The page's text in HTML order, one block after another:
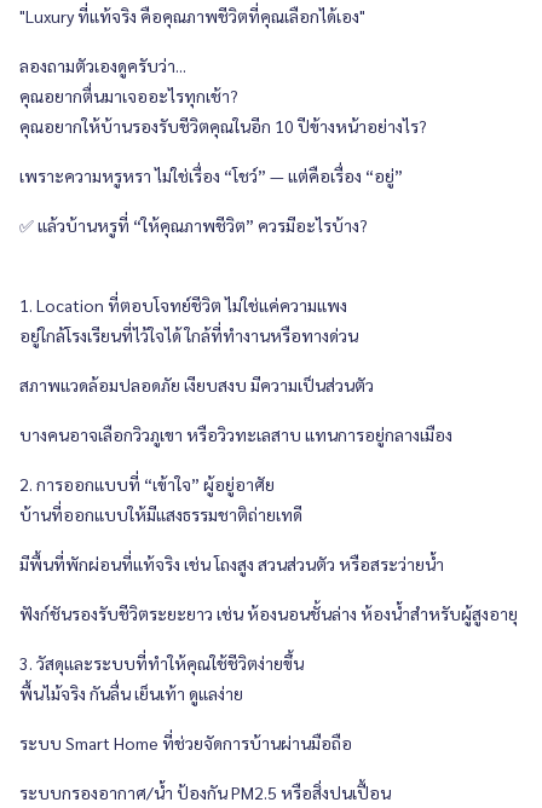
"Luxury ที่แท้จริง คือคุณภาพชีวิตที่คุณเลือกได้เอง"
ลองถามตัวเองดูครับว่า...
คุณอยากตื่นมาเจออะไรทุกเช้า?
คุณอยากให้บ้านรองรับชีวิตคุณในอีก 10 ปีข้างหน้าอย่างไร?
เพราะความหรูหรา ไม่ใช่เรื่อง “โชว์” — แต่คือเรื่อง “อยู่”
✅ แล้วบ้านหรูที่ “ให้คุณภาพชีวิต” ควรมีอะไรบ้าง?
1. Location ที่ตอบโจทย์ชีวิต ไม่ใช่แค่ความแพง
อยู่ใกล้โรงเรียนที่ไว้ใจได้ ใกล้ที่ทำงานหรือทางด่วน
สภาพแวดล้อมปลอดภัย เงียบสงบ มีความเป็นส่วนตัว
บางคนอาจเลือกวิวภูเขา หรือวิวทะเลสาบ แทนการอยู่กลางเมือง
2. การออกแบบที่ “เข้าใจ” ผู้อยู่อาศัย
บ้านที่ออกแบบให้มีแสงธรรมชาติถ่ายเทดี
มีพื้นที่พักผ่อนที่แท้จริง เช่น โถงสูง สวนส่วนตัว หรือสระว่ายน้ำ
ฟังก์ชันรองรับชีวิตระยะยาว เช่น ห้องนอนชั้นล่าง ห้องน้ำสำหรับผู้สูงอายุ
3. วัสดุและระบบที่ทำให้คุณใช้ชีวิตง่ายขึ้น
พื้นไม้จริง กันลื่น เย็นเท้า ดูแลง่าย
ระบบ Smart Home ที่ช่วยจัดการบ้านผ่านมือถือ
ระบบกรองอากาศ/น้ำ ป้องกัน PM2.5 หรือสิ่งปนเปื้อน